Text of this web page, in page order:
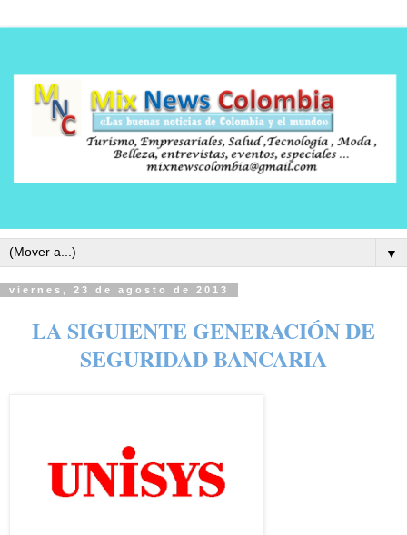
▼
viernes, 23 de agosto de 2013
LA SIGUIENTE GENERACIÓN DE
SEGURIDAD BANCARIA